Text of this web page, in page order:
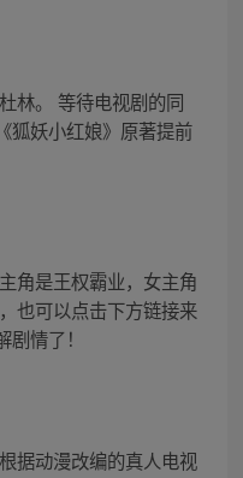
林。 等待电视剧的同
狐妖小红娘》原著提前
角是王权霸业，女主角
也可以点击下方链接来
情了！
据动漫改编的真人电视